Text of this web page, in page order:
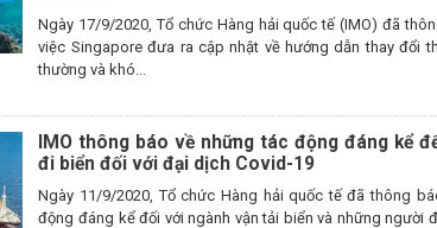
Ngày 17/9/2020, Tổ chức Hàng hải quốc tế (IMO) đã
việc Singapore đưa ra cập nhật về hướng dẫn thay đổi
thường và khó...
IMO thông báo về những tác động đáng kể
đi biển đối với đại dịch Covid-19
Ngày 11/9/2020, Tổ chức Hàng hải quốc tế đã thông
động đáng kể đối với ngành vận tải biển và những người